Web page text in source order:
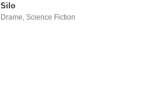
Silo
Drame,Science Fiction